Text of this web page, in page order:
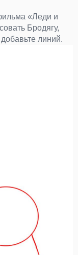
«Леди и
Бродягу,
линий.